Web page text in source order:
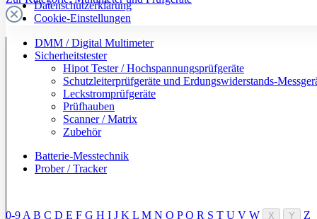
DMM / Digital Multimeter
Sicherheitstester
Hipot Tester / Hochspannungsprüfgeräte
Schutzleiterprüfgeräte und Erdungswiderstands-
Leckstromprüfgeräte
Prüfhauben
Scanner / Matrix
Zubehör
Batterie-Messtechnik
Prober / Tracker
Datenschutzerklärung
Cookie-Einstellungen
0-9A B C D E F G H I J K L M N O P Q R S T U V W X Y
Z